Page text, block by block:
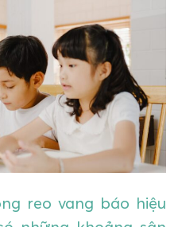
reo vang báo hiệu